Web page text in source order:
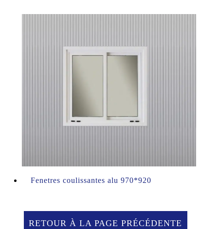
Fenetres coulissantes alu 970*920
RETOUR À LA PAGE PRÉCÉDENTE